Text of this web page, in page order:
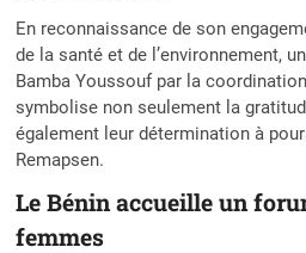
En reconnaissance de son
de la santé et de l’environnement,
Bamba Youssouf par la
symbolise non seulement la
également leur détermination à
Remapsen.
Le Bénin accueille un
femmes